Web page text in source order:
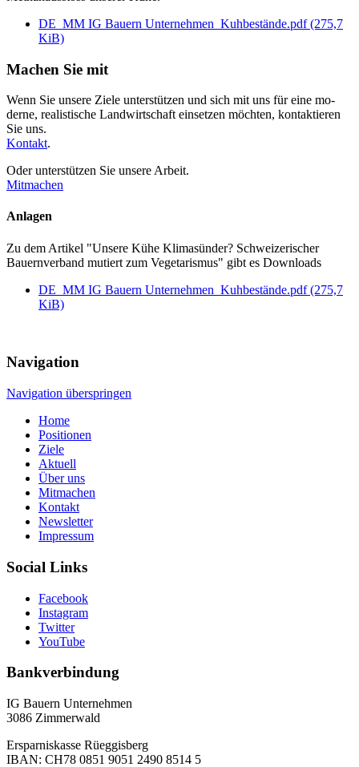
DE_MM IG Bauern Unternehmen_Kuhbestände.pdf(275,7
KiB)
Machen Sie mit
Wenn Sie unsere Ziele unterstützen und sich mit uns für eine mo­
derne, realistische Land­wirt­schaft einsetzen möchten, kontak­tieren
Sie uns.
Kontakt.
Oder unterstützen Sie unsere Arbeit.
Mitmachen
Anlagen
Zu dem Artikel "Unsere Kühe Klimasünder? Schweizerischer
Bauernverband mutiert zum Vegetarismus" gibt es Downloads
DE_MM IG Bauern Unternehmen_Kuhbestände.pdf(275,7
KiB)
Navigation
Navigation überspringen
Home
Positionen
Ziele
Aktuell
Über uns
Mitmachen
Kontakt
Newsletter
Impressum
Social Links
Facebook
Instagram
Twitter
YouTube
Bankverbindung
IG Bauern Unternehmen
3086 Zimmerwald
Ersparniskasse Rüeggisberg
IBAN: CH78 0851 9051 2490 8514 5